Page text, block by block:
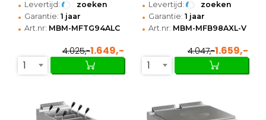
• Levertijd: zoeken
• Garantie: 1 jaar
• Art.nr: MBM-MFTG94ALC
4.025,-1.649,-
1
• Levertijd: zoeken
• Garantie: 1 jaar
• Art.nr: MBM-MFB98AXL-V
4.047,-1.659,-
1